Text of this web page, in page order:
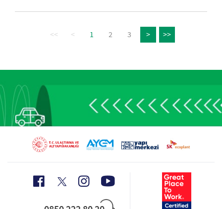
<< < 1 2 3 > >>